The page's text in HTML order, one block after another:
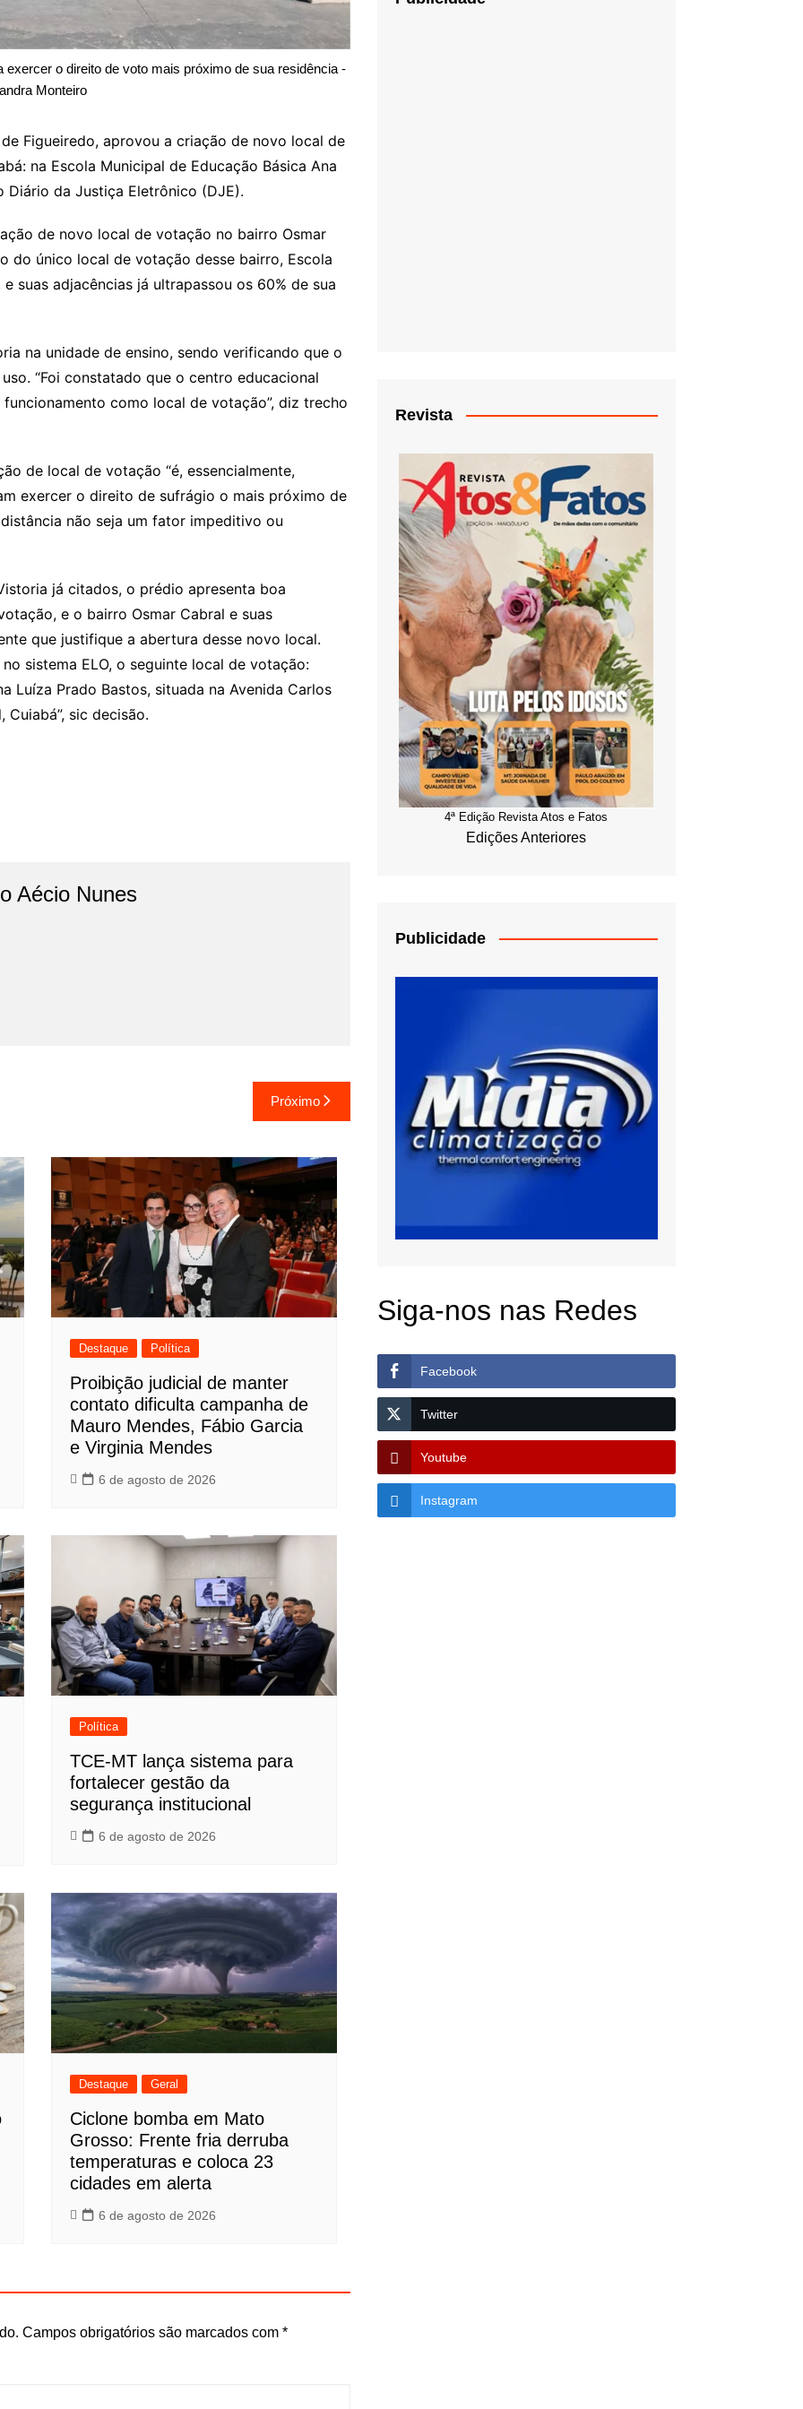
o direito de voto mais próximo de sua residência -
Monteiro
Figueiredo, aprovou a criação de novo local de
na Escola Municipal de Educação Básica Ana
Diário da Justiça Eletrônico (DJE).
de novo local de votação no bairro Osmar
do único local de votação desse bairro, Escola
suas adjacências já ultrapassou os 60% de sua
na unidade de ensino, sendo verificando que o
“Foi constatado que o centro educacional
como local de votação”, diz trecho
de local de votação “é, essencialmente,
exercer o direito de sufrágio o mais próximo de
não seja um fator impeditivo ou
já citados, o prédio apresenta boa
e o bairro Osmar Cabral e suas
que justifique a abertura desse novo local.
sistema ELO, o seguinte local de votação:
Luíza Prado Bastos, situada na Avenida Carlos
Cuiabá”, sic decisão.
Aécio Nunes
Próximo
Destaque Política
Proibição judicial de manter
contato dificulta campanha de
Mauro Mendes, Fábio Garcia
e Virginia Mendes
6 de agosto de 2026
Política
TCE-MT lança sistema para
fortalecer gestão da
segurança institucional
6 de agosto de 2026
Destaque Geral
Ciclone bomba em Mato
Grosso: Frente fria derruba
temperaturas e coloca 23
cidades em alerta
6 de agosto de 2026
Campos obrigatórios são marcados com *
Revista
4ª Edição Revista Atos e Fatos
Edições Anteriores
Publicidade
Siga-nos nas Redes
Facebook
Twitter
Youtube
Instagram